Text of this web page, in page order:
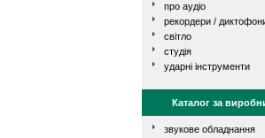
про аудіо
рекордери /
світло
студія
ударні інструменти
Каталог за
звукове обладнання